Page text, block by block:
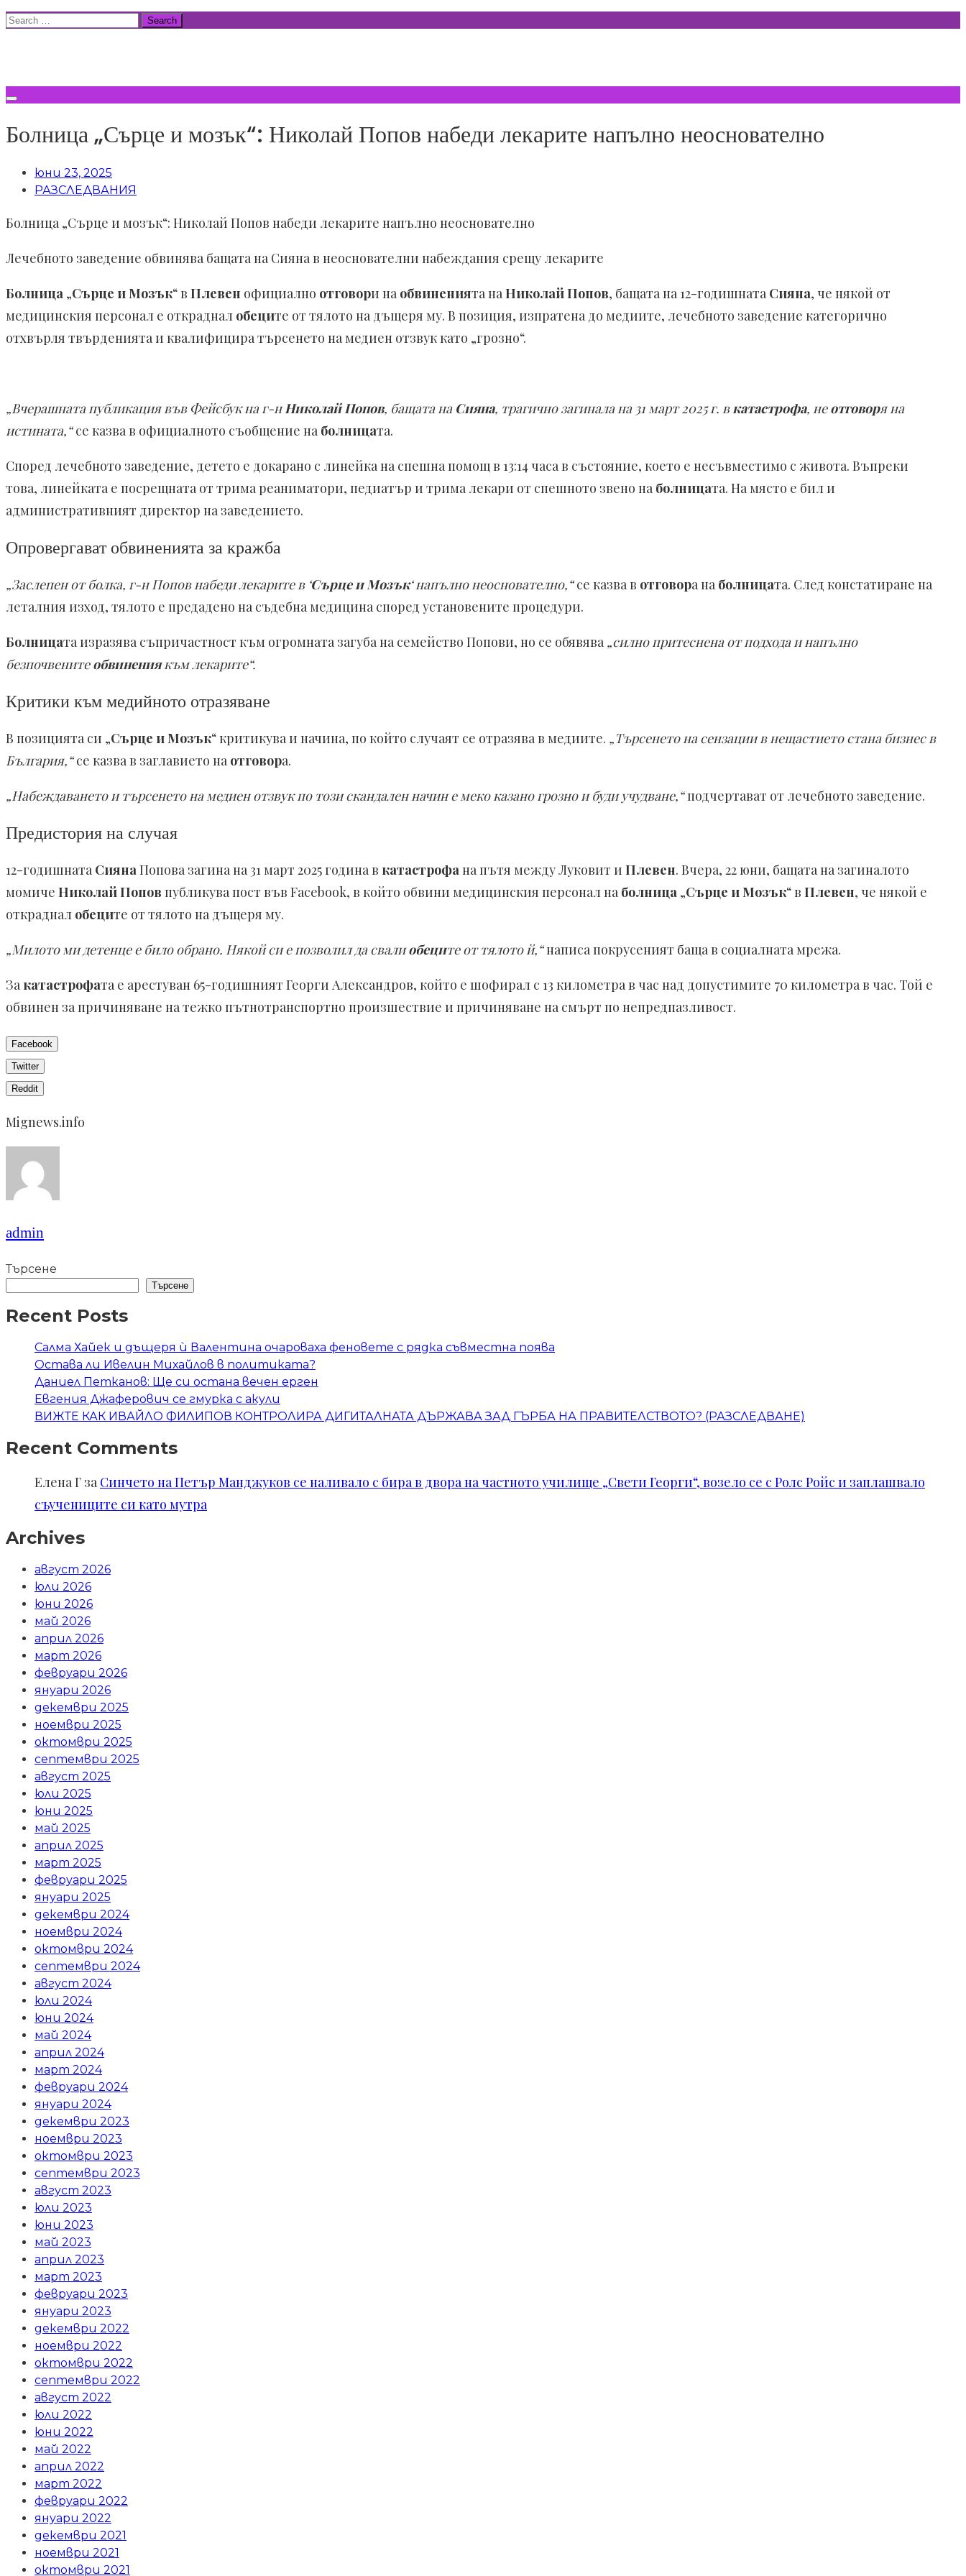
Skip
Search
Болница „Сърце и мозък“: Николай Попов набеди лекарите напълно неоснователно
юни 23, 2025
РАЗСЛЕДВАНИЯ
Болница „Сърце и мозък“: Николай Попов набеди лекарите напълно неоснователно
Лечебното заведение обвинява бащата на Сияна в неоснователни набеждания срещу лекарите
Болница „Сърце и Мозък“ в Плевен официално отговори на обвиненията наНиколай Попов, бащата на 12-годишната Сияна, че някой от
медицинския персонал е откраднал обеците от тялото на дъщеря му. В позиция, изпратена до медиите, лечебното заведение категорично
отхвърля твърденията и квалифицира търсенето на медиен отзвук като „грозно“.
„Вчерашната публикация във Фейсбук на г-нНиколай Попов, бащата на Сияна, трагично загинала на 31 март 2025 г. вкатастрофа, неотговоря на
истината,“се казва в официалното съобщение на болницата.
Според лечебното заведение, детето е докарано с линейка на спешна помощ в 13:14 часа в състояние, което е несъвместимо с живота. Въпреки
това, линейката е посрещната от трима реаниматори, педиатър и трима лекари от спешното звено на болницата. На място е бил и
административният директор на заведението.
Опровергават обвиненията за кражба
„Заслепен от болка, г-н Попов набеди лекарите в ‘Сърце и Мозък‘ напълно неоснователно,“се казва в отговора на болницата. След констатиране на
леталния изход, тялото е предадено на съдебна медицина според установените процедури.
Болницата изразява съпричастност към огромната загуба на семейство Попови, но се обявява „силно притеснена от подхода и напълно
безпочвенитеобвинениякъм лекарите“.
Критики към медийното отразяване
В позицията си „Сърце и Мозък“ критикува и начина, по който случаят се отразява в медиите. „Търсенето на сензации в нещастието стана бизнес в
България,“се казва в заглавието на отговора.
„Набеждаването и търсенето на медиен отзвук по този скандален начин е меко казано грозно и буди учудване,“подчертават от лечебното заведение.
Предистория на случая
12-годишната СиянаПопова загина на 31 март 2025 година в катастрофана пътя между Луковит и Плевен. Вчера, 22 юни, бащата на загиналото
момиче Николай Попов публикува пост във Facebook, в който обвини медицинския персонал на болница „Сърце и Мозък“ в Плевен, че някой е
откраднал обеците от тялото на дъщеря му.
„Милото ми детенце е било обрано. Някой си е позволил да свалиобеците от тялото й,“написа покрусеният баща в социалната мрежа.
За катастрофата е арестуван 65-годишният Георги Александров, който е шофирал с 13 километра в час над допустимите 70 километра в час. Той е
обвинен за причиняване на тежко пътнотранспортно произшествие и причиняване на смърт по непредпазливост.
Facebook
Twitter
Reddit
Mignews.info
admin
Търсене
Търсене
Recent Posts
Салма Хайек и дъщеря ѝ Валентина очароваха феновете с рядка съвместна поява
Остава ли Ивелин Михайлов в политиката?
Даниел Петканов: Ще си остана вечен ерген
Евгения Джаферович се гмурка с акули
ВИЖТЕ КАК ИВАЙЛО ФИЛИПОВ КОНТРОЛИРА ДИГИТАЛНАТА ДЪРЖАВА ЗАД ГЪРБА НА ПРАВИТЕЛСТВОТО? (РАЗСЛЕДВАНЕ)
Recent Comments
Елена Г за Синчето на Петър Манджуков се наливало с бира в двора на частното училище „Свети Георги“, возело се с Ролс Ройс и заплашвало
съучениците си като мутра
Archives
август 2026
юли 2026
юни 2026
май 2026
април 2026
март 2026
февруари 2026
януари 2026
декември 2025
ноември 2025
октомври 2025
септември 2025
август 2025
юли 2025
юни 2025
май 2025
април 2025
март 2025
февруари 2025
януари 2025
декември 2024
ноември 2024
октомври 2024
септември 2024
август 2024
юли 2024
юни 2024
май 2024
април 2024
март 2024
февруари 2024
януари 2024
декември 2023
ноември 2023
октомври 2023
септември 2023
август 2023
юли 2023
юни 2023
май 2023
април 2023
март 2023
февруари 2023
януари 2023
декември 2022
ноември 2022
октомври 2022
септември 2022
август 2022
юли 2022
юни 2022
май 2022
април 2022
март 2022
февруари 2022
януари 2022
декември 2021
ноември 2021
октомври 2021